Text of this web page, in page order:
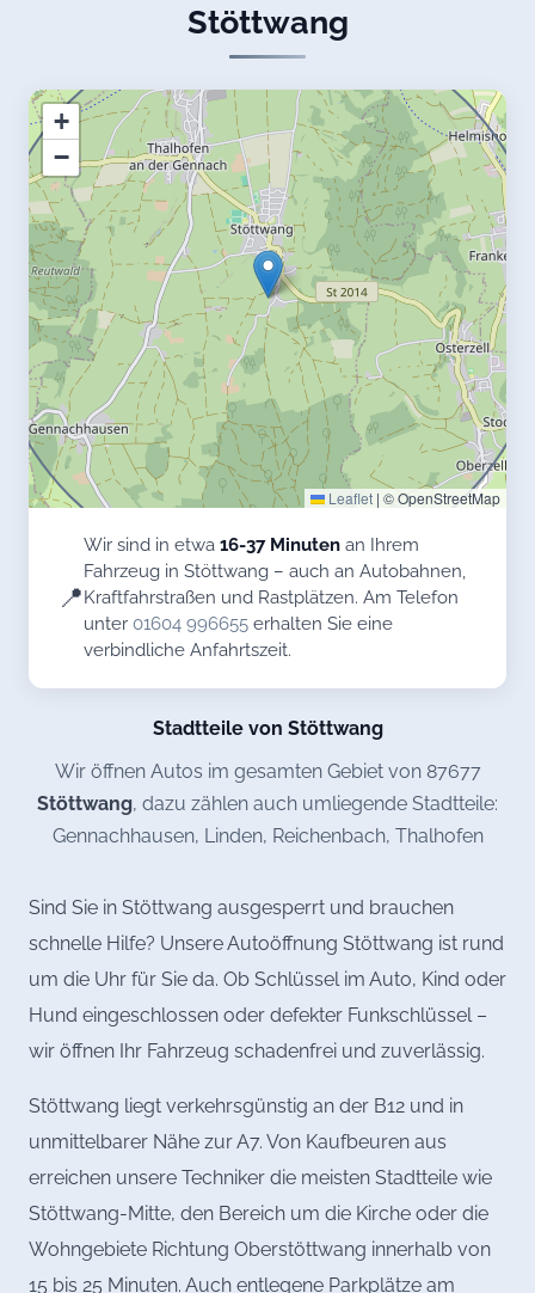
Stöttwang
+
−
Leaflet | © OpenStreetMap
📍
Wir sind in etwa 16-37 Minuten an Ihrem
Fahrzeug in Stöttwang – auch an Autobahnen,
Kraftfahrstraßen und Rastplätzen. Am Telefon
unter 01604 996655 erhalten Sie eine
verbindliche Anfahrtszeit.
Stadtteile von Stöttwang
Wir öffnen Autos im gesamten Gebiet von 87677
Stöttwang, dazu zählen auch umliegende Stadtteile:
Gennachhausen, Linden, Reichenbach, Thalhofen
Sind Sie in Stöttwang ausgesperrt und brauchen
schnelle Hilfe? Unsere Autoöffnung Stöttwang ist rund
um die Uhr für Sie da. Ob Schlüssel im Auto, Kind oder
Hund eingeschlossen oder defekter Funkschlüssel –
wir öffnen Ihr Fahrzeug schadenfrei und zuverlässig.
Stöttwang liegt verkehrsgünstig an der B12 und in
unmittelbarer Nähe zur A7. Von Kaufbeuren aus
erreichen unsere Techniker die meisten Stadtteile wie
Stöttwang-Mitte, den Bereich um die Kirche oder die
Wohngebiete Richtung Oberstöttwang innerhalb von
15 bis 25 Minuten. Auch entlegene Parkplätze am